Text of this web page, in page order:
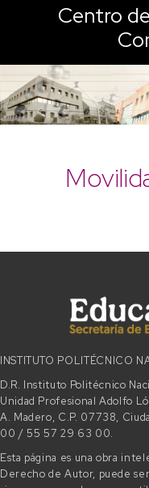
Centro
INSTITUTO POLITÉCNICO
D.R. Instituto Politécnico
Unidad Profesional Adolfo
A. Madero, C.P. 07738,
00 / 55 57 29 63 00.
Esta página es una obra
Derecho de Autor, puede